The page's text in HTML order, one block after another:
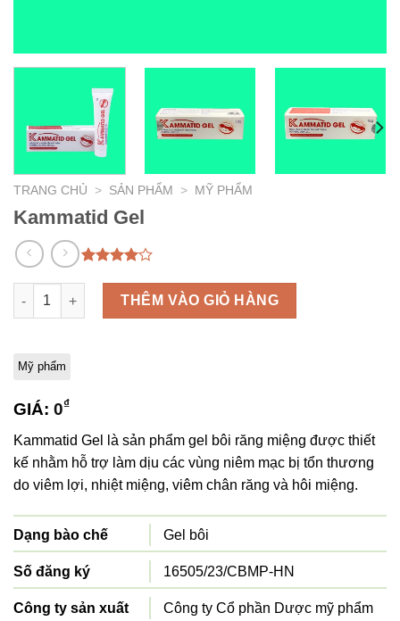
TRANG CHỦ > SẢN PHẨM > MỸ PHẨM
Kammatid Gel
Mỹ phẩm
đánh
giá
GIÁ: 0₫
Kammatid Gel là sản phẩm gel bôi răng miệng được thiết
kế nhằm hỗ trợ làm dịu các vùng niêm mạc bị tổn thương
do viêm lợi, nhiệt miệng, viêm chân răng và hôi miệng.
Dạng bào chế Gel bôi
Số đăng ký 16505/23/CBMP-HN
Công ty sản xuất
Công ty Cổ phần Dược mỹ phẩm
Kammatid Gel số lượng
THÊM VÀO GIỎ HÀNG